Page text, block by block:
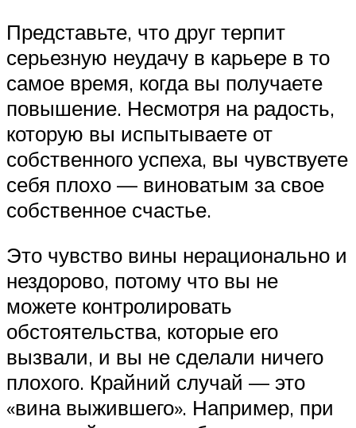
Представьте, что друг терпит
серьезную неудачу в карьере в то
самое время, когда вы получаете
повышение. Несмотря на радость,
которую вы испытываете от
собственного успеха, вы чувствуете
себя плохо — виноватым за свое
собственное счастье.
Это чувство вины нерационально и
нездорово, потому что вы не
можете контролировать
обстоятельства, которые его
вызвали, и вы не сделали ничего
плохого. Крайний случай — это
«вина выжившего». Например, при